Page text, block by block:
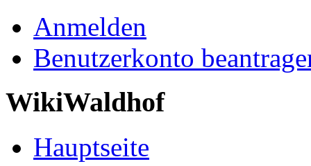
Anmelden
Benutzerkonto
WikiWaldhof
Hauptseite